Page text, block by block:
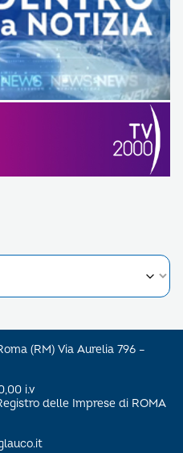
(RM) Via Aurelia 796 –
i.v
delle Imprese di ROMA